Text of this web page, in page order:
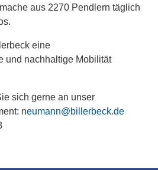
aus 2270 Pendlern täglich
eine
und nachhaltige Mobilität
sich gerne an unser
neumann@billerbeck.de